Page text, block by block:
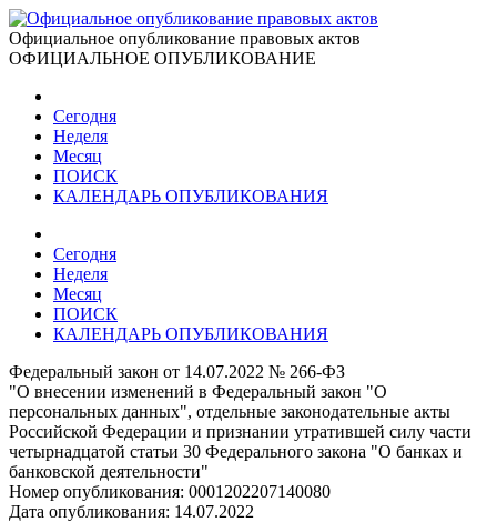
Официальное опубликование правовых актов
ОФИЦИАЛЬНОЕ ОПУБЛИКОВАНИЕ
Сегодня
Неделя
Месяц
ПОИСК
КАЛЕНДАРЬ ОПУБЛИКОВАНИЯ
Сегодня
Неделя
Месяц
ПОИСК
КАЛЕНДАРЬ ОПУБЛИКОВАНИЯ
Федеральный закон от 14.07.2022 № 266-ФЗ
"О внесении изменений в Федеральный закон "О
персональных данных", отдельные законодательные акты
Российской Федерации и признании утратившей силу части
четырнадцатой статьи 30 Федерального закона "О банках и
банковской деятельности"
Номер опубликования: 0001202207140080
Дата опубликования: 14.07.2022